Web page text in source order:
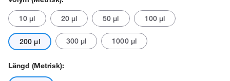
10 μl 20 μl 50 μl 100 μl
200 μl 300 μl 1000 μl
Längd (metrisk):